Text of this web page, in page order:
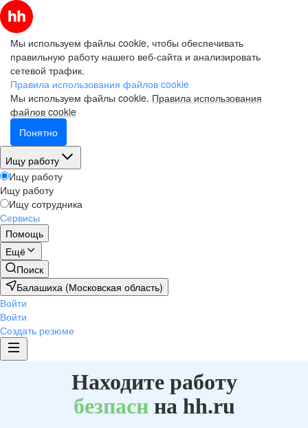
Мы используем файлы cookie, чтобы обеспечивать
правильную работу нашего веб-сайта и анализировать
сетевой трафик.
Правила использования файлов cookie
Мы используем файлы cookie. Правила использования
файлов cookie
Понятно
Ищу работу
Ищу работу
Ищу работу
Ищу сотрудника
Сервисы
Помощь
Ещё
Поиск
Балашиха (Московская область)
Войти
Войти
Создать резюме
Находите работу
безпаснна hh.ru